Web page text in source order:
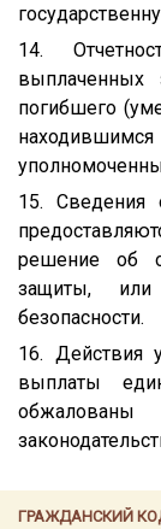
ГРАЖДАНСКИЙ
14.
погибшего
15. Сведения
решение об
защиты, или
безопасности.
16. Действия
выплаты